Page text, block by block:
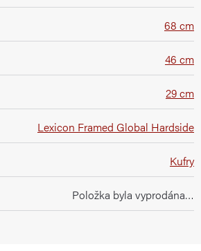
68 cm
46 cm
29 cm
Lexicon Framed Global Hardside
Kufry
Položka byla vyprodána…